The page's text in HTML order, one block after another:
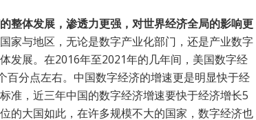
整体发展，渗透力更强，对世界经济全局的影响更
家与地区，无论是数字产业化部门，还是产业数字
发展。在2016年至2021年的几年间，美国数字经
百分点左右。中国数字经济的增速更是明显快于经
准，近三年中国的数字经济增速要快于经济增长5
的大国如此，在许多规模不大的国家，数字经济也